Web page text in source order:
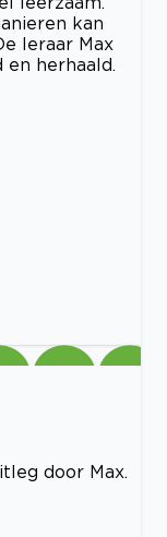
kan
leraar Max
herhaald.
door Max.